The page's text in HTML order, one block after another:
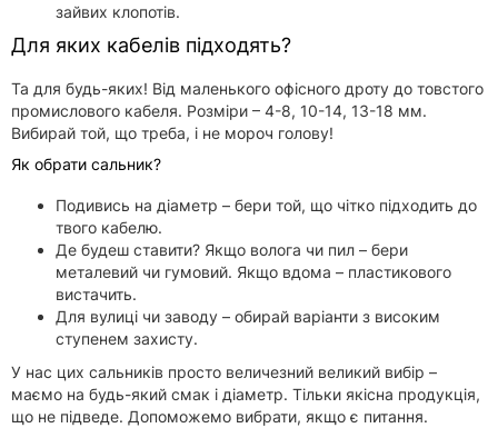
зайвих клопотів.
Для яких кабелів підходять?
Та для будь-яких! Від маленького офісного дроту до товстого
промислового кабеля. Розміри – 4-8, 10-14, 13-18 мм.
Вибирай той, що треба, і не мороч голову!
Як обрати сальник?
Подивись на діаметр – бери той, що чітко підходить до
твого кабелю.
Де будеш ставити? Якщо волога чи пил – бери
металевий чи гумовий. Якщо вдома – пластикового
вистачить.
Для вулиці чи заводу – обирай варіанти з високим
ступенем захисту.
У нас цих сальників просто величезний великий вибір –
маємо на будь-який смак і діаметр. Тільки якісна продукція,
що не підведе. Допоможемо вибрати, якщо є питання.